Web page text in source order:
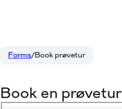
Forms Book prøvetur
Book en prøvetur